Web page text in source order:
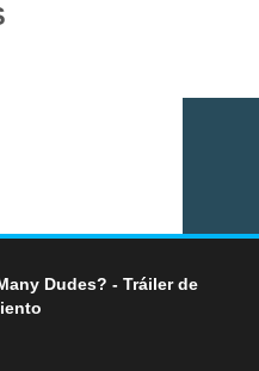
Dudes? - Tráiler de